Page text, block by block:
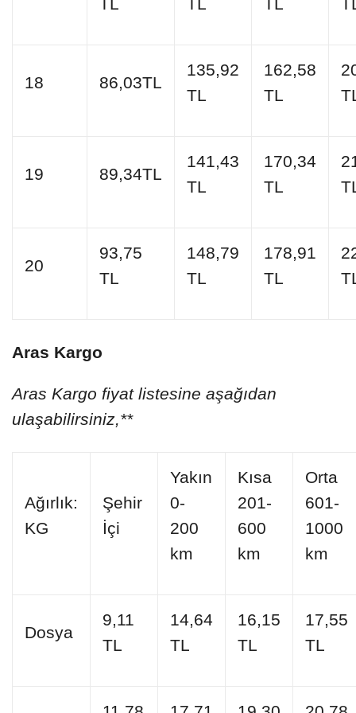
18 86,03TL
135,92
TL
162,58
TL
19 89,34TL
141,43
TL
170,34
TL
20
93,75
TL
148,79
TL
178,91
TL
Aras Kargo
Aras Kargo fiyat listesine aşağıdan
ulaşabilirsiniz,**
Ağırlık:
KG
Şehir
İçi
Yakın
0-
200
km
Kısa
201-
600
km
Orta
601-
1000
km
Dosya
9,11
TL
14,64
TL
16,15
TL
17,55
TL